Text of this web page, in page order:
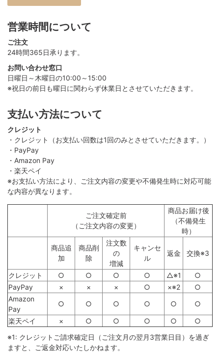
営業時間について
ご注文
24時間365日承ります。
お問い合わせ窓口
日曜日～木曜日の10:00～15:00
※祝日の前日も曜日に関わらず休業日とさせていただきます。
支払い方法について
クレジット
・クレジット（お支払い回数は1回のみとさせていただきます。）
・PayPay
・Amazon Pay
・楽天ペイ
※お支払い方法により、ご注文内容の変更や不備発生時に対応可能
な内容が異なります。
ご注文確定前
（ご注文内容の変更）
商品お届け後
（不備発生
時）
商品追
加
商品削
除
注文数
の
増減
キャンセ
ル
返金 交換※3
クレジット ○ ○ ○ ○ △※1
○
PayPay
× × × ○ ×※2
○
Amazon
Pay
○ ○ ○ ○ ○ ○
楽天ペイ × ○ ○ ○ ○
○
※1: クレジットご請求確定日（ご注文月の翌月3営業日目）を過ぎ
ますと、ご返金対応いたしかねます。